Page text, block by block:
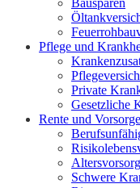
Pflege und
Private
Gesetzliche
Rente und Vorsorge
Schwere